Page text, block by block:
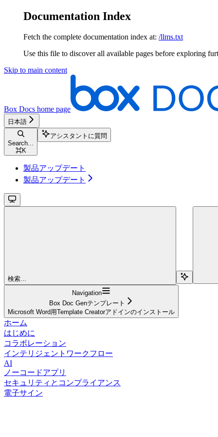
Documentation Index
Fetch the complete documentation index at: /llms.txt
Use this file to discover all available pages before exploring
Skip to main content
Box Docs home page
日本語
Search...
⌘K
アシスタントに質問
製品アップデート
製品アップデート
検索...
Navigation
Box Doc Genテンプレート
Microsoft Word用Template Creatorアドインのインストール
ホーム
はじめに
コラボレーション
インテリジェントワークフロー
AI
ノーコードアプリ
セキュリティとコンプライアンス
電子サイン